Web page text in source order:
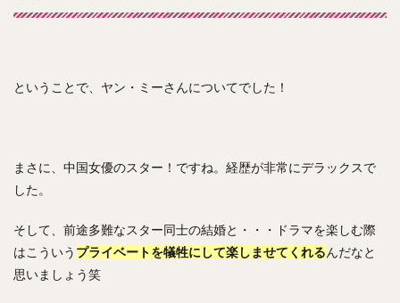
ということで、ヤン・ミーさんについてでした！
まさに、中国女優のスター！ですね。経歴が非常にデラックスで
した。
そして、前途多難なスター同士の結婚と・・・ドラマを楽しむ際
はこういう プライベートを犠牲にして楽しませてくれるんだなと
思いましょう笑